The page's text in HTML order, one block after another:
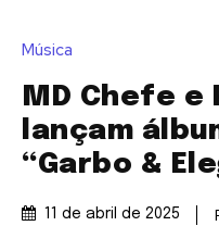
Música
MD Chefe e
lançam
“Garbo &
11 de abril de 2025